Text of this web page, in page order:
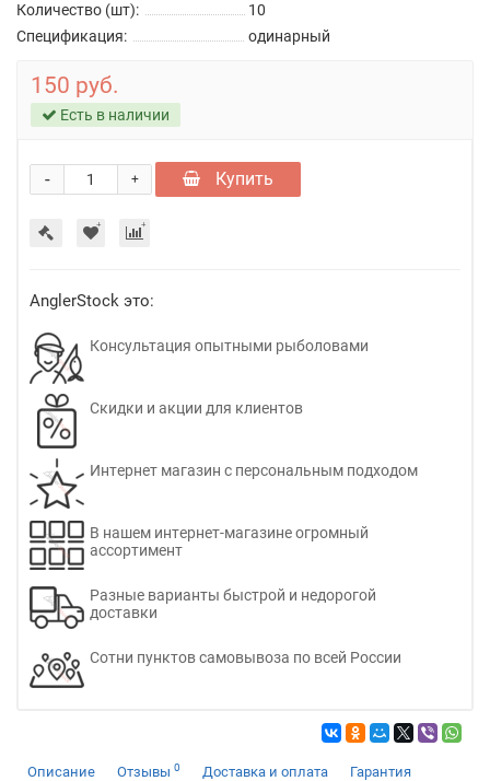
Количество (шт):
10
Спецификация:
одинарный
150 руб.
Есть в наличии
+
- Купить
AnglerStock это:
Консультация опытными рыболовами
Скидки и акции для клиентов
Интернет магазин с персональным подходом
В нашем интернет-магазине огромный
ассортимент
Разные варианты быстрой и недорогой
доставки
Сотни пунктов самовывоза по всей России
Описание Отзывы 0 Доставка и оплата Гарантия